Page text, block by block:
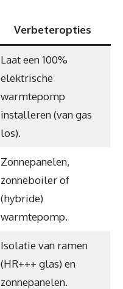
Verbeteropties
Laat een 100%
elektrische
warmtepomp
installeren (van gas
los).
Zonnepanelen,
zonneboiler of
(hybride)
warmtepomp.
Isolatie van ramen
(HR+++ glas) en
zonnepanelen.